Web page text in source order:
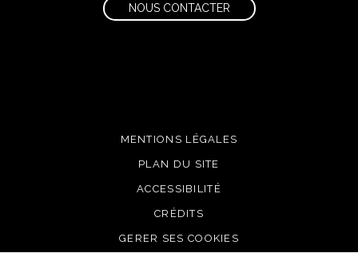
NOUS CONTACTER
MENTIONS LÉGALES
PLAN DU SITE
ACCESSIBILITÉ
CRÉDITS
GERER SES COOKIES